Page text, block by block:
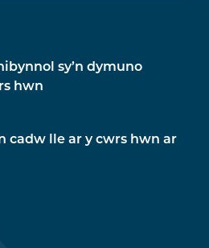
sy’n dymuno
hwn
cadw lle ar y cwrs hwn ar